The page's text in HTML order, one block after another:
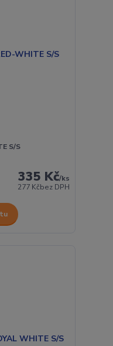
S/S
335 Kč/ks
277 Kčbez DPH